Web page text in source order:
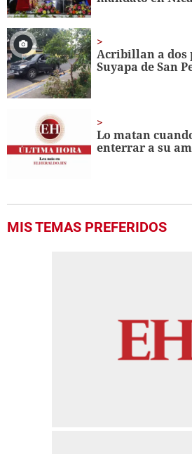
Acribillan a dos
Suyapa de San
Lo matan
enterrar a su
MIS TEMAS PREFERIDOS